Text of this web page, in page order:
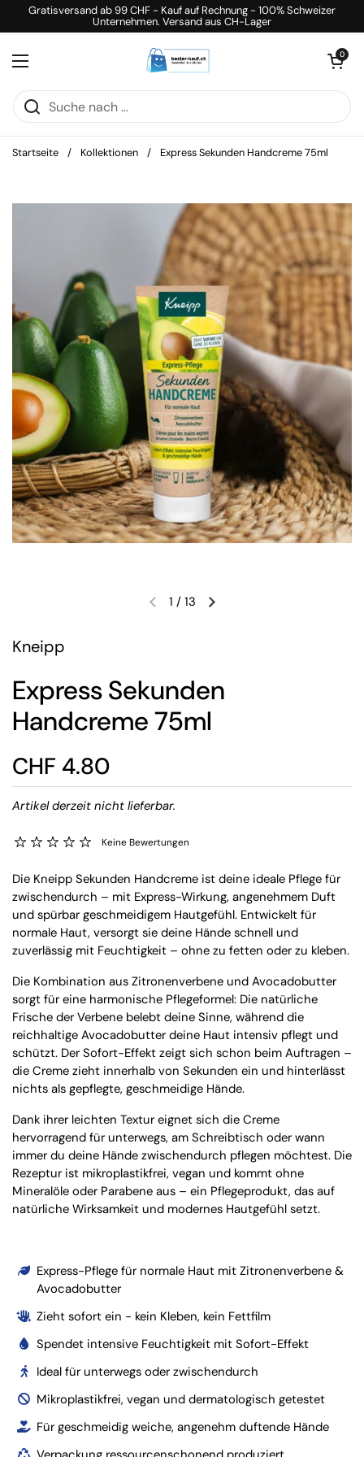
Zum Inhalt springen
Gratisversand ab 99 CHF - Kauf auf Rechnung - 100% Schweizer
Unternehmen. Versand aus CH-Lager
Menü öffnen
Warenkorb
0
Startseite / Kollektionen / Express Sekunden Handcreme 75ml
1 / 13
Kneipp
Express Sekunden
Handcreme 75ml
CHF 4.80
Artikel derzeit nicht lieferbar.
Keine Bewertungen
Die Kneipp Sekunden Handcreme ist deine ideale Pflege für
zwischendurch – mit Express-Wirkung, angenehmem Duft
und spürbar geschmeidigem Hautgefühl. Entwickelt für
normale Haut, versorgt sie deine Hände schnell und
zuverlässig mit Feuchtigkeit – ohne zu fetten oder zu kleben.
Die Kombination aus Zitronenverbene und Avocadobutter
sorgt für eine harmonische Pflegeformel: Die natürliche
Frische der Verbene belebt deine Sinne, während die
reichhaltige Avocadobutter deine Haut intensiv pflegt und
schützt. Der Sofort-Effekt zeigt sich schon beim Auftragen –
die Creme zieht innerhalb von Sekunden ein und hinterlässt
nichts als gepflegte, geschmeidige Hände.
Dank ihrer leichten Textur eignet sich die Creme
hervorragend für unterwegs, am Schreibtisch oder wann
immer du deine Hände zwischendurch pflegen möchtest. Die
Rezeptur ist mikroplastikfrei, vegan und kommt ohne
Mineralöle oder Parabene aus – ein Pflegeprodukt, das auf
natürliche Wirksamkeit und modernes Hautgefühl setzt.
Express-Pflege für normale Haut mit Zitronenverbene &
Avocadobutter
Zieht sofort ein - kein Kleben, kein Fettfilm
Spendet intensive Feuchtigkeit mit Sofort-Effekt
Ideal für unterwegs oder zwischendurch
Mikroplastikfrei, vegan und dermatologisch getestet
Für geschmeidig weiche, angenehm duftende Hände